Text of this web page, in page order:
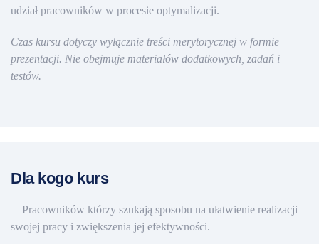
udział pracowników w procesie optymalizacji.
Czas kursu dotyczy wyłącznie treści merytorycznej w formie
prezentacji. Nie obejmuje materiałów dodatkowych, zadań i
testów.
Dla kogo kurs
– Pracowników którzy szukają sposobu na ułatwienie realizacji
swojej pracy i zwiększenia jej efektywności.